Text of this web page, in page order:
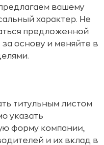
вашему
характер. Не
предложенной
основу и меняйте в
титульным листом
указать
форму компании,
и их вклад в